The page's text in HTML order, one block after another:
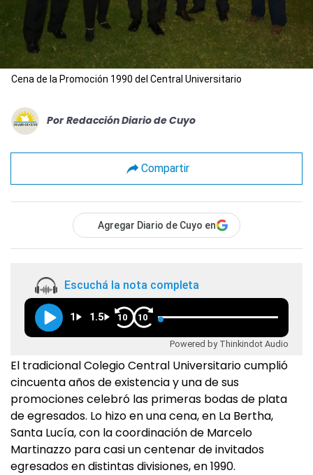
Cena de la Promoción 1990 del Central Universitario
Por Redacción Diario de Cuyo
Compartir
Agregar Diario de Cuyo en
Escuchá la nota completa
1 1.5 10 10
Powered by Thinkindot Audio
El tradicional Colegio Central Universitario cumplió
cincuenta años de existencia y una de sus
promociones celebró las primeras bodas de plata
de egresados. Lo hizo en una cena, en La Bertha,
Santa Lucía, con la coordinación de Marcelo
Martinazzo para casi un centenar de invitados
egresados en distintas divisiones, en 1990.